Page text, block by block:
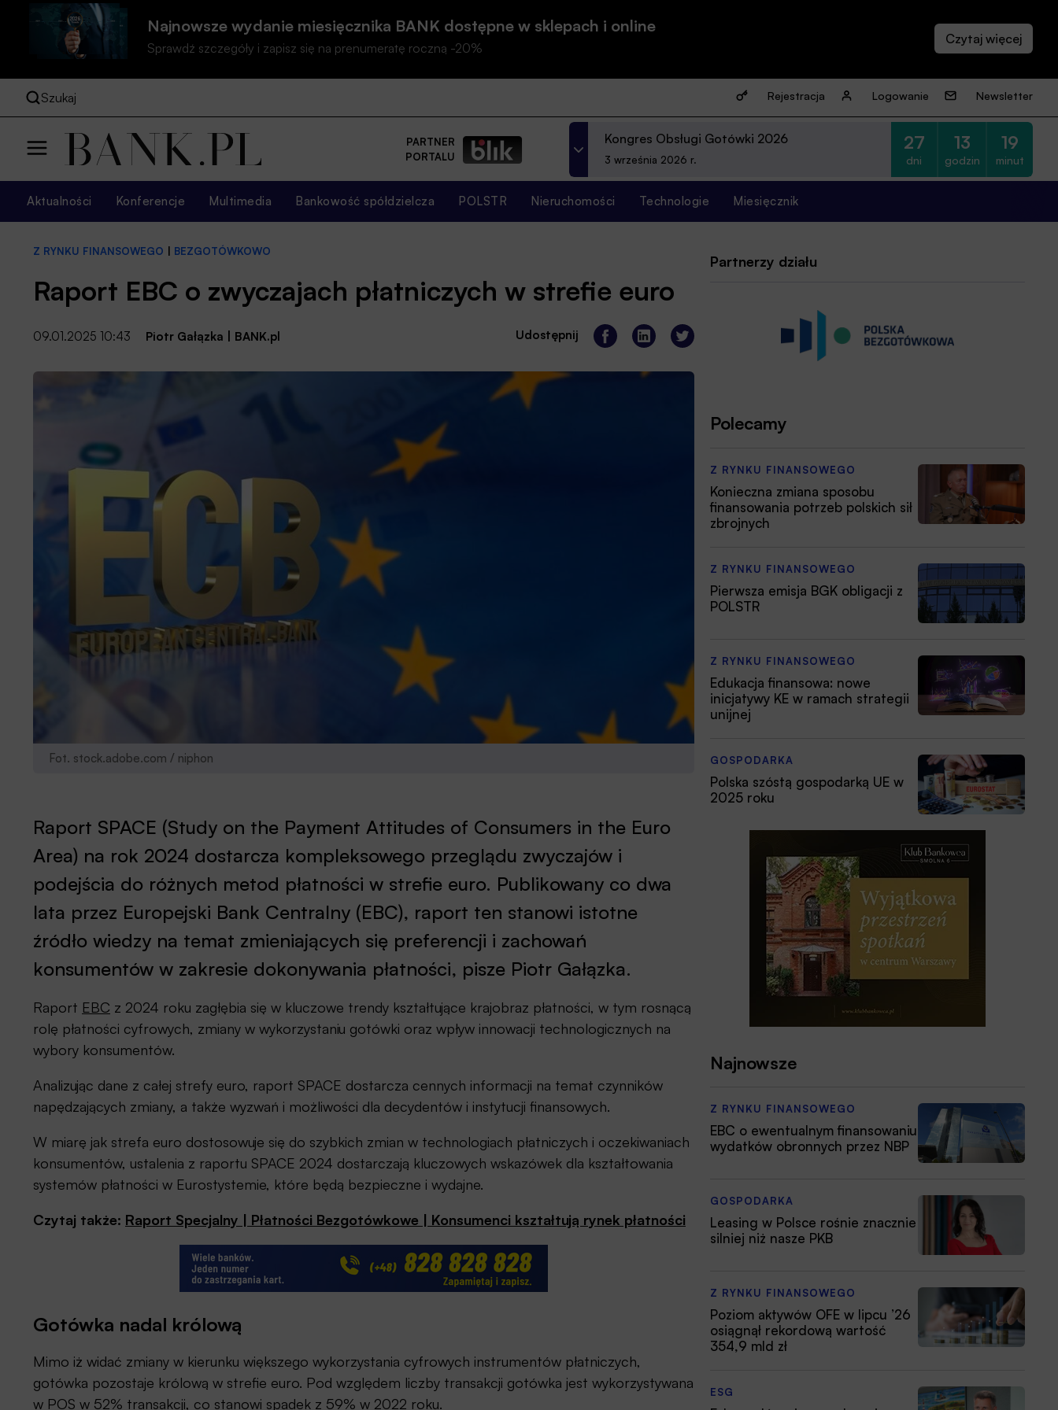
Najnowsze wydanie miesięcznika BANK dostępne w sklepach i online
Sprawdź szczegóły i zapisz się na prenumeratę roczną -20%
Szukaj Rejestracja Logowanie Newsletter
PARTNER
PORTALU
Kongres Obsługi Gotówki 2026
3 września 2026 r.
27
dni
13
godzin
19
minut
Aktualności Konferencje Multimedia Bankowość spółdzielcza POLSTR Nieruchomości Technologie Miesięcznik
Z RYNKU FINANSOWEGO | BEZGOTÓWKOWO
Raport EBC o zwyczajach płatniczych w strefie euro
09.01.2025 10:43 Piotr Gałązka BANK.pl Udostępnij
Fot. stock.adobe.com / niphon
Raport SPACE (Study on the Payment Attitudes of Consumers in the Euro
Area) na rok 2024 dostarcza kompleksowego przeglądu zwyczajów i
podejścia do różnych metod płatności w strefie euro. Publikowany co dwa
lata przez Europejski Bank Centralny (EBC), raport ten stanowi istotne
źródło wiedzy na temat zmieniających się preferencji i zachowań
konsumentów w zakresie dokonywania płatności, pisze Piotr Gałązka.
Raport EBC z 2024 roku zagłębia się w kluczowe trendy kształtujące krajobraz płatności, w tym rosnącą
rolę płatności cyfrowych, zmiany w wykorzystaniu gotówki oraz wpływ innowacji technologicznych na
wybory konsumentów.
Analizując dane z całej strefy euro, raport SPACE dostarcza cennych informacji na temat czynników
napędzających zmiany, a także wyzwań i możliwości dla decydentów i instytucji finansowych.
W miarę jak strefa euro dostosowuje się do szybkich zmian w technologiach płatniczych i oczekiwaniach
konsumentów, ustalenia z raportu SPACE 2024 dostarczają kluczowych wskazówek dla kształtowania
systemów płatności w Eurostystemie, które będą bezpieczne i wydajne.
Czytaj także: Raport Specjalny | Płatności Bezgotówkowe | Konsumenci kształtują rynek płatności
Gotówka nadal królową
Mimo iż widać zmiany w kierunku większego wykorzystania cyfrowych instrumentów płatniczych,
gotówka pozostaje królową w strefie euro. Pod względem liczby transakcji gotówka jest wykorzystywana
w POS w 52% transakcji, co stanowi spadek z 59% w 2022 roku.
Partnerzy działu
Polecamy
Z RYNKU FINANSOWEGO
Konieczna zmiana sposobu
finansowania potrzeb polskich sił
zbrojnych
Z RYNKU FINANSOWEGO
Pierwsza emisja BGK obligacji z
POLSTR
Z RYNKU FINANSOWEGO
Edukacja finansowa: nowe
inicjatywy KE w ramach strategii
unijnej
GOSPODARKA
Polska szóstą gospodarką UE w
2025 roku
Najnowsze
Z RYNKU FINANSOWEGO
EBC o ewentualnym finansowaniu
wydatków obronnych przez NBP
GOSPODARKA
Leasing w Polsce rośnie znacznie
silniej niż nasze PKB
Z RYNKU FINANSOWEGO
Poziom aktywów OFE w lipcu ’26
osiągnął rekordową wartość
354,9 mld zł
ESG